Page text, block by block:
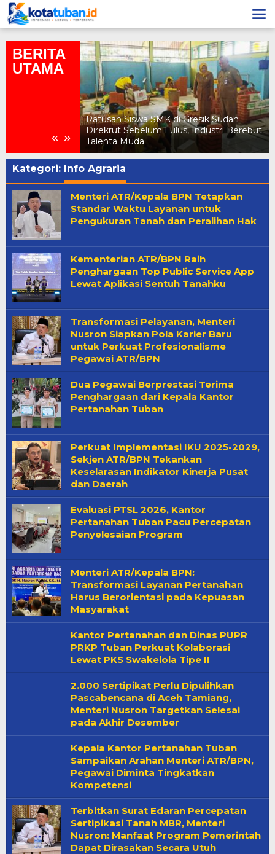
Lewati
ke
konten
BERITA
UTAMA
« »
Ratusan Siswa SMK di Gresik Sudah
Direkrut Sebelum Lulus, Industri Berebut
Talenta Muda
Kategori: Info Agraria
Menteri ATR/Kepala BPN Tetapkan
Standar Waktu Layanan untuk
Pengukuran Tanah dan Peralihan Hak
Kementerian ATR/BPN Raih
Penghargaan Top Public Service App
Lewat Aplikasi Sentuh Tanahku
Transformasi Pelayanan, Menteri
Nusron Siapkan Pola Karier Baru
untuk Perkuat Profesionalisme
Pegawai ATR/BPN
Dua Pegawai Berprestasi Terima
Penghargaan dari Kepala Kantor
Pertanahan Tuban
Perkuat Implementasi IKU 2025-2029,
Sekjen ATR/BPN Tekankan
Keselarasan Indikator Kinerja Pusat
dan Daerah
Evaluasi PTSL 2026, Kantor
Pertanahan Tuban Pacu Percepatan
Penyelesaian Program
Menteri ATR/Kepala BPN:
Transformasi Layanan Pertanahan
Harus Berorientasi pada Kepuasan
Masyarakat
Kantor Pertanahan dan Dinas PUPR
PRKP Tuban Perkuat Kolaborasi
Lewat PKS Swakelola Tipe II
2.000 Sertipikat Perlu Dipulihkan
Pascabencana di Aceh Tamiang,
Menteri Nusron Targetkan Selesai
pada Akhir Desember
Kepala Kantor Pertanahan Tuban
Sampaikan Arahan Menteri ATR/BPN,
Pegawai Diminta Tingkatkan
Kompetensi
Terbitkan Surat Edaran Percepatan
Sertipikasi Tanah MBR, Menteri
Nusron: Manfaat Program Pemerintah
Dapat Dirasakan Secara Utuh